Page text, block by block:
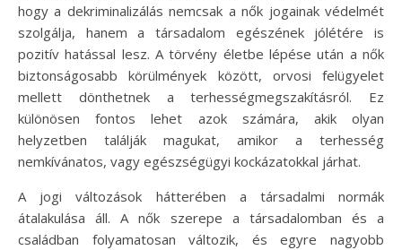
hogy a dekriminalizálás nemcsak a nők jogainak védelmét
szolgálja, hanem a társadalom egészének jólétére is
pozitív hatással lesz. A törvény életbe lépése után a nők
biztonságosabb körülmények között, orvosi felügyelet
mellett dönthetnek a terhességmegszakításról. Ez
különösen fontos lehet azok számára, akik olyan
helyzetben találják magukat, amikor a terhesség
nemkívánatos, vagy egészségügyi kockázatokkal járhat.
A jogi változások hátterében a társadalmi normák
átalakulása áll. A nők szerepe a társadalomban és a
családban folyamatosan változik, és egyre nagyobb